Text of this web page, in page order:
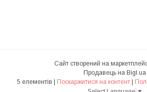
Сайт створений на
Продавець на Bigl.ua
5 елементів | Поскаржитися на контент |